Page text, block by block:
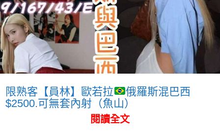
限熟客【員林】歐若拉
俄羅斯混巴西
$2500.可無套內射（魚山）
閱讀全文